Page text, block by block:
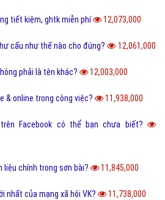
tiết kiệm, ghtk miễn phí 12,073,000
cấu như thế nào cho đúng? 12,061,000
phải là tên khác? 12,003,000
& online trong công việc? 11,938,000
Facebook có thể bạn chưa biết?
liệu chính trong sơn bài? 11,845,000
nhất của mạng xã hội VK? 11,738,000